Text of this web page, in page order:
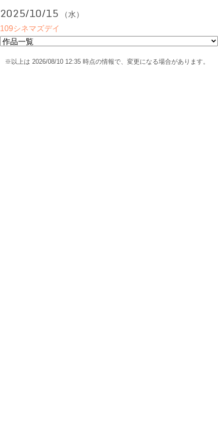
2025/10/15 （水）
109シネマズデイ
※以上は 2026/08/10 12:35 時点の情報で、変更になる場合があります。